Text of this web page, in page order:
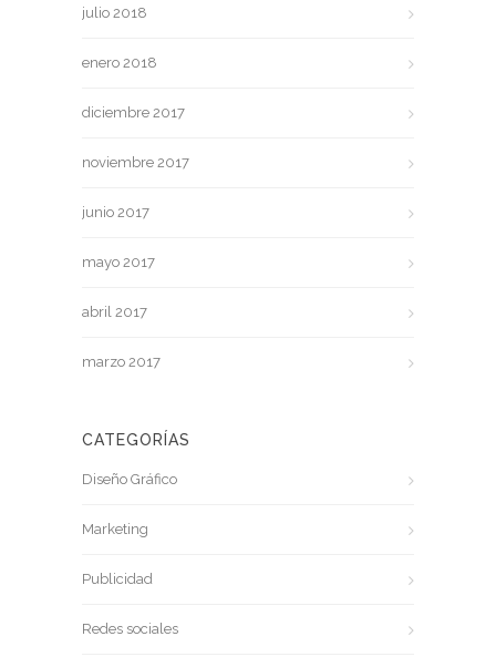
julio 2018
enero 2018
diciembre 2017
noviembre 2017
junio 2017
mayo 2017
abril 2017
marzo 2017
CATEGORÍAS
Diseño Gráfico
Marketing
Publicidad
Redes sociales